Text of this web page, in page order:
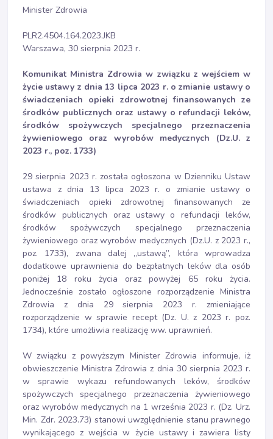
Minister Zdrowia
PLR2.4504.164.2023.JKB
Warszawa, 30 sierpnia 2023 r.
Komunikat Ministra Zdrowia w związku z wejściem w
życie ustawy z dnia 13 lipca 2023 r. o zmianie ustawy o
świadczeniach opieki zdrowotnej finansowanych ze
środków publicznych oraz ustawy o refundacji leków,
środków spożywczych specjalnego przeznaczenia
żywieniowego oraz wyrobów medycznych (Dz.U. z
2023 r., poz. 1733)
29 sierpnia 2023 r. została ogłoszona w Dzienniku Ustaw
ustawa z dnia 13 lipca 2023 r. o zmianie ustawy o
świadczeniach opieki zdrowotnej finansowanych ze
środków publicznych oraz ustawy o refundacji leków,
środków spożywczych specjalnego przeznaczenia
żywieniowego oraz wyrobów medycznych (Dz.U. z 2023 r.,
poz. 1733), zwana dalej ,,ustawą”, która wprowadza
dodatkowe uprawnienia do bezpłatnych leków dla osób
poniżej 18 roku życia oraz powyżej 65 roku życia.
Jednocześnie zostało ogłoszone rozporządzenie Ministra
Zdrowia z dnia 29 sierpnia 2023 r. zmieniające
rozporządzenie w sprawie recept (Dz. U. z 2023 r. poz.
1734), które umożliwia realizację ww. uprawnień.
W związku z powyższym Minister Zdrowia informuje, iż
obwieszczenie Ministra Zdrowia z dnia 30 sierpnia 2023 r.
w sprawie wykazu refundowanych leków, środków
spożywczych specjalnego przeznaczenia żywieniowego
oraz wyrobów medycznych na 1 września 2023 r. (Dz. Urz.
Min. Zdr. 2023.73) stanowi uwzględnienie stanu prawnego
wynikającego z wejścia w życie ustawy i zawiera listy